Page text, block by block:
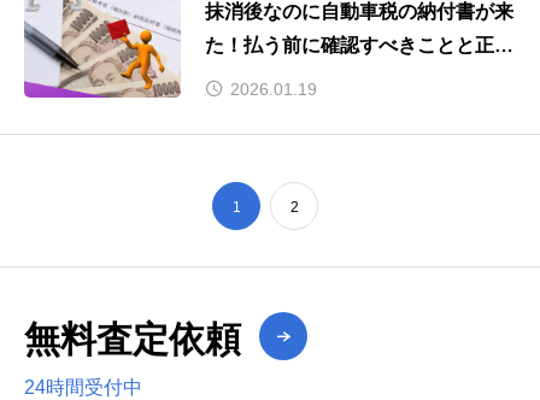
抹消後なのに自動車税の納付書が来
た！払う前に確認すべきことと正し
い対処法
2026.01.19
1 2
無料査定依頼
24時間受付中